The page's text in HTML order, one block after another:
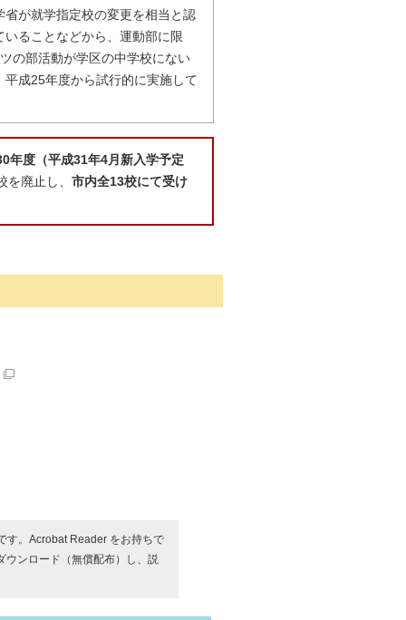
が就学指定校の変更を相当と認
ることなどから、運動部に限
の部活動が学区の中学校にない
成25年度から試行的に実施して
年度（平成31年4月新入学予定
廃止し、 市内全13校にて受け
す。Acrobat Reader をお持ちで
ウンロード（無償配布）し、説